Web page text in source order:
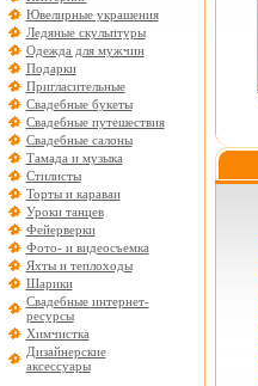
Ювелирные украшения
Ледяные скульптуры
Одежда для мужчин
Подарки
Пригласительные
Свадебные букеты
Свадебные путешествия
Свадебные салоны
Тамада и музыка
Стилисты
Торты и караваи
Уроки танцев
Фейерверки
Фото- и видеосъемка
Яхты и теплоходы
Шарики
Свадебные интернет-
ресурсы
Химчистка
Дизайнерские
аксессуары